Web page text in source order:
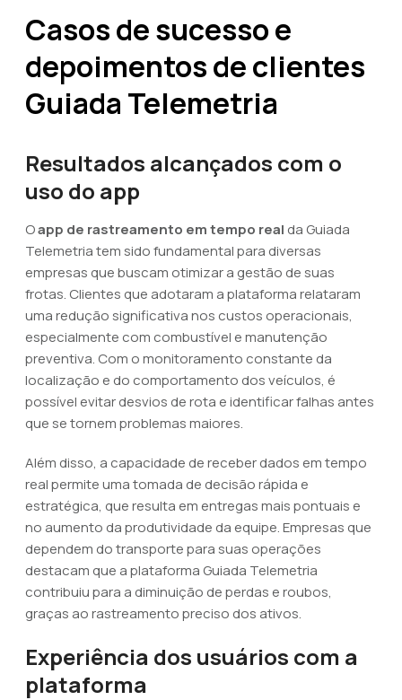
Casos de sucesso e
depoimentos de clientes
Guiada Telemetria
Resultados alcançados com o
uso do app
Oapp de rastreamento em tempo real da Guiada
Telemetria tem sido fundamental para diversas
empresas que buscam otimizar a gestão de suas
frotas. Clientes que adotaram a plataforma relataram
uma redução significativa nos custos operacionais,
especialmente com combustível e manutenção
preventiva. Com o monitoramento constante da
localização e do comportamento dos veículos, é
possível evitar desvios de rota e identificar falhas antes
que se tornem problemas maiores.
Além disso, a capacidade de receber dados em tempo
real permite uma tomada de decisão rápida e
estratégica, que resulta em entregas mais pontuais e
no aumento da produtividade da equipe. Empresas que
dependem do transporte para suas operações
destacam que a plataforma Guiada Telemetria
contribuiu para a diminuição de perdas e roubos,
graças ao rastreamento preciso dos ativos.
Experiência dos usuários com a
plataforma